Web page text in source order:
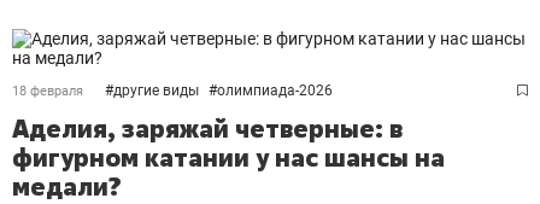
18 февраля #другие виды #олимпиада-2026
Аделия, заряжай четверные: в
фигурном катании у нас шансы на
медали?